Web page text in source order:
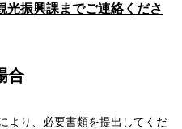
光振興課までご連絡くださ
合
より、必要書類を提出してくだ